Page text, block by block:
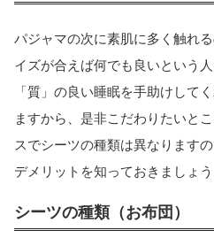
パジャマの次に素肌に多く触れ
イズが合えば何でも良いという
「質」の良い睡眠を手助けして
ますから、是非こだわりたいと
スでシーツの種類は異なります
デメリットを知っておきましょう
シーツの種類（お布団）